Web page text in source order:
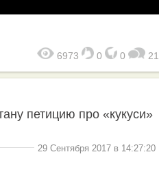
6973 0 0 21
петицию про «кукуси»
29 Сентября 2017 в 14:27:20